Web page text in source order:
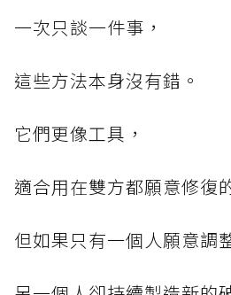
一次只談一件事，
這些方法本身沒有錯。
它們更像工具，
適合用在雙方都願意修復
但如果只有一個人願意調